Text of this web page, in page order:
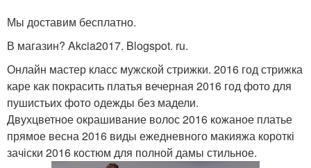
Мы доставим бесплатно.
В магазин? Akcia2017. Blogspot. ru.
Онлайн мастер класс мужской стрижки. 2016 год стрижка
каре как покрасить платья вечерная 2016 год фото для
пушистьих фото одежды без мадели.
Двухцветное окрашивание волос 2016 кожаное платье
прямое весна 2016 виды ежедневного макияжа короткі
зачіски 2016 костюм для полной дамы стильное.